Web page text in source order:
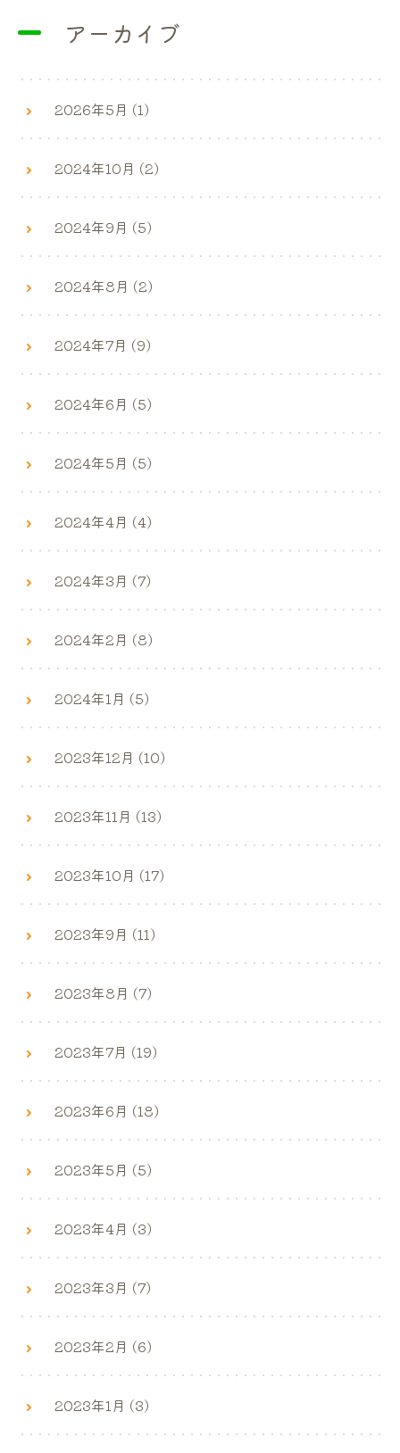
アーカイブ
2026年5月 (1)
2024年10月 (2)
2024年9月 (5)
2024年8月 (2)
2024年7月 (9)
2024年6月 (5)
2024年5月 (5)
2024年4月 (4)
2024年3月 (7)
2024年2月 (8)
2024年1月 (5)
2023年12月 (10)
2023年11月 (13)
2023年10月 (17)
2023年9月 (11)
2023年8月 (7)
2023年7月 (19)
2023年6月 (18)
2023年5月 (5)
2023年4月 (3)
2023年3月 (7)
2023年2月 (6)
2023年1月 (3)